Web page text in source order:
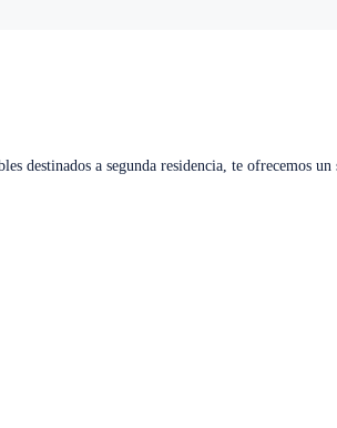
destinados a segunda residencia, te ofrecemos